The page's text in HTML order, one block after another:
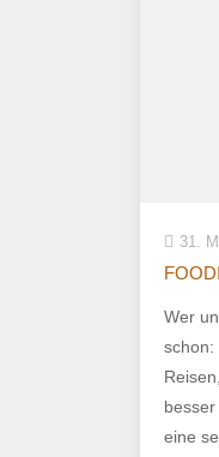
31.
Wer
schon:
eine